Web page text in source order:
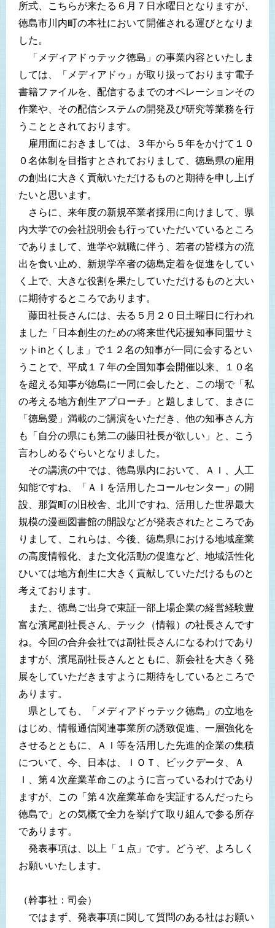
所式、こちらが来たる６月７日水曜日となりますが、
徳島市川内町の本社において開催される運びとなりま
した。
「メディアドゥテック徳島」の事業内容といたしま
しては、「メディアドゥ」が取り扱っております電子
書籍ファイルを、配信するまでのオペレーションその
作業や、その配信システムの開発及び研究等業務を行
うこととされております。
雇用面におきましては、３年から５年をかけて１０
０名体制を目指すとされておりまして、徳島県の雇用
の創出に大きく貢献いただけるものと期待を申し上げ
たいと思います。
さらに、来年度の新規卒業者採用に向けまして、県
内大学での会社説明会も行っていただいているところ
でありまして、進学や就職に伴う、若者の皆様方の流
出を食い止め、新規学卒者の徳島定着を促進をしてい
く上で、大きな役割を果たしていただけるものと大い
に期待するところであります。
藤田社長さんには、去る５月２０日土曜日に行われ
ました「日本創生のための将来世代応援知事同盟サミ
ットinとくしま」で１２名の知事が一同に会するとい
うことで、平成１７年の全国知事会開催以来、１０名
を超える知事が徳島に一同に会したと、この場で「私
の考える地方創生アプローチ」と題しまして、まさに
「徳島愛」満載のご講演をいただき、他の知事さん方
も「自分の県にも第二の藤田社長が欲しい」と、こう
言わしめるぐらいとなりました。
その講演の中では、徳島県内において、ＡＩ、人工
知能ですね、「ＡＩを活用したコールセンター」の開
設、那賀町の旧校舎、北川ですね、活用した世界最大
規模の漫画図書館の開設などが発表されたところであ
りまして、これらは、今後、徳島県における地域産業
の高度情報化、また文化活動の促進など、地域活性化
ひいては地方創生に大きく貢献していただけるものと
考えております。
また、徳島ご出身で東証一部上場企業の経営経験豊
富な濱尾副社長さん、テック（情報）の社長さんです
ね。今回の合弁会社では副社長さんになるわけであり
ますが、濱尾副社長さんとともに、新会社を大きく発
展をしていただきますように期待をしているところで
あります。
県としても、「メディアドゥテック徳島」の立地を
はじめ、情報通信関連事業所の誘致促進、一層強化を
させるとともに、ＡＩ等を活用した先進的企業の集積
について、今、日本は、ＩＯＴ、ビックデータ、Ａ
Ｉ、第４次産業革命このように言っているわけであり
ますが、この「第４次産業革命を実証するんだったら
徳島で」との気概で全力を挙げて取り組んで参る所存
であります。
発表事項は、以上「１点」です。どうぞ、よろしく
お願いいたします。
（幹事社：司会）
ではまず、発表事項に関して質問のある社はお願い